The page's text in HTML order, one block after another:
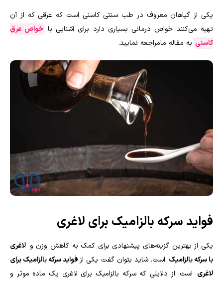
یکی از گیاهان معروف در طب سنتی کاسنی است که عرقی که از آن
تهیه می‌کنند خواص درمانی بسیاری دارد برای آشنایی با خواص عرق
کاسنی به مقاله مامراجعه نمایید.
فواید سرکه بالزامیک برای لاغری
یکی از بهترین گزینه‌های پیشنهادی برای کمک به کاهش وزن و لاغری
با سرکه بالزامیک است. شاید بتوان گفت یکی ازفواید سرکه بالزامیک برای
لاغری است. از دلایلی که سرکه بالزامیک برای لاغری یک ماده موثر و